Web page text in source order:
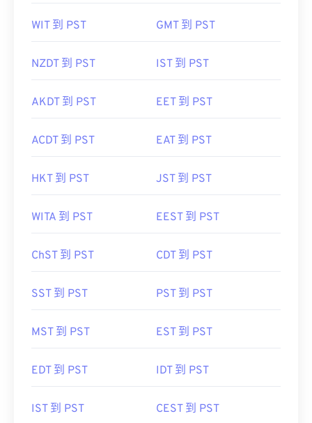
WIT 到 PST GMT 到 PST
NZDT 到 PST IST 到 PST
AKDT 到 PST EET 到 PST
ACDT 到 PST EAT 到 PST
HKT 到 PST JST 到 PST
WITA 到 PST EEST 到 PST
ChST 到 PST CDT 到 PST
SST 到 PST PST 到 PST
MST 到 PST EST 到 PST
EDT 到 PST IDT 到 PST
IST 到 PST CEST 到 PST